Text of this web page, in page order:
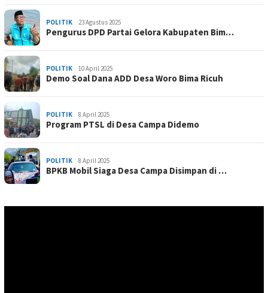
POLITIK 23 Agustus 2025
Pengurus DPD Partai Gelora Kabupaten Bim…
POLITIK 10 April 2025
Demo Soal Dana ADD Desa Woro Bima Ricuh
POLITIK 8 April 2025
Program PTSL di Desa Campa Didemo
POLITIK 8 April 2025
BPKB Mobil Siaga Desa Campa Disimpan di …